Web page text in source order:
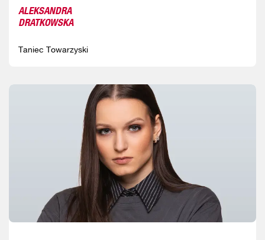
ALEKSANDRA
DRATKOWSKA
Taniec Towarzyski